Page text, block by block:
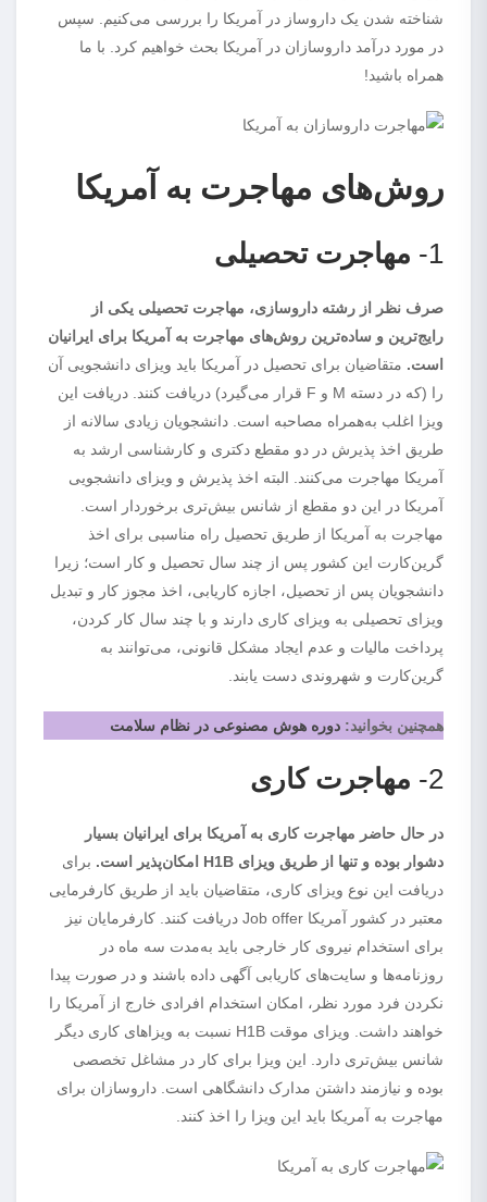
شناخته شدن یک داروساز در آمریکا را بررسی می‌کنیم. سپس
در مورد درآمد داروسازان در آمریکا بحث خواهیم کرد. با ما
همراه باشید!
روش‌های مهاجرت به آمریکا
1- مهاجرت تحصیلی
صرف نظر از رشته داروسازی، مهاجرت تحصیلی یکی از
رایج‌ترین و ساده‌ترین روش‌های مهاجرت به آمریکا برای ایرانیان
است. متقاضیان برای تحصیل در آمریکا باید ویزای دانشجویی آن
را (که در دسته M و F قرار می‌گیرد) دریافت کنند. دریافت این
ویزا اغلب به‌همراه مصاحبه است. دانشجویان زیادی سالانه از
طریق اخذ پذیرش در دو مقطع دکتری و کارشناسی ارشد به
آمریکا مهاجرت می‌کنند. البته اخذ پذیرش و ویزای دانشجویی
آمریکا در این دو مقطع از شانس بیش‌تری برخوردار است.
مهاجرت به آمریکا از طریق تحصیل راه مناسبی برای اخذ
گرین‌کارت این کشور پس از چند سال تحصیل و کار است؛ زیرا
دانشجویان پس از تحصیل، اجازه کاریابی، اخذ مجوز کار و تبدیل
ویزای تحصیلی به ویزای کاری دارند و با چند سال کار کردن،
پرداخت مالیات و عدم ایجاد مشکل قانونی، می‌توانند به
گرین‌کارت و شهروندی دست یابند.
همچنین بخوانید: دوره هوش مصنوعی در نظام سلامت
2- مهاجرت کاری
در حال حاضر مهاجرت کاری به آمریکا برای ایرانیان بسیار
دشوار بوده و تنها از طریق ویزای H1B امکان‌پذیر است.
برای
دریافت این نوع ویزای کاری، متقاضیان باید از طریق کارفرمایی
معتبر در کشور آمریکا Job offer دریافت کنند. کارفرمایان نیز
برای استخدام نیروی کار خارجی باید به‌مدت سه ماه در
روزنامه‌ها و سایت‌های کاریابی آگهی داده باشند و در صورت پیدا
نکردن فرد مورد نظر، امکان استخدام افرادی خارج از آمریکا را
خواهند داشت. ویزای موقت H1B نسبت به ویزاهای کاری دیگر
شانس بیش‌تری دارد. این ویزا برای کار در مشاغل تخصصی
بوده و نیازمند داشتن مدارک دانشگاهی است. داروسازان برای
مهاجرت به آمریکا باید این ویزا را اخذ کنند.